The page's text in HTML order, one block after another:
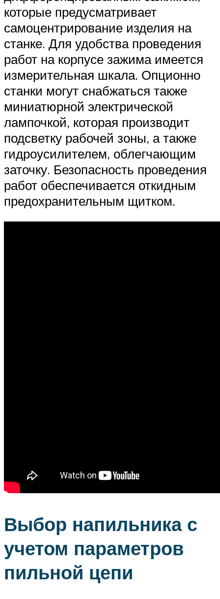
которые предусматривает
самоцентрирование изделия на
станке. Для удобства проведения
работ на корпусе зажима имеется
измерительная шкала. Опционно
станки могут снабжаться также
миниатюрной электрической
лампочкой, которая производит
подсветку рабочей зоны, а также
гидроусилителем, облегчающим
заточку. Безопасность проведения
работ обеспечивается откидным
предохранительным щитком.
Выбор напильника с
учетом параметров
пильной цепи